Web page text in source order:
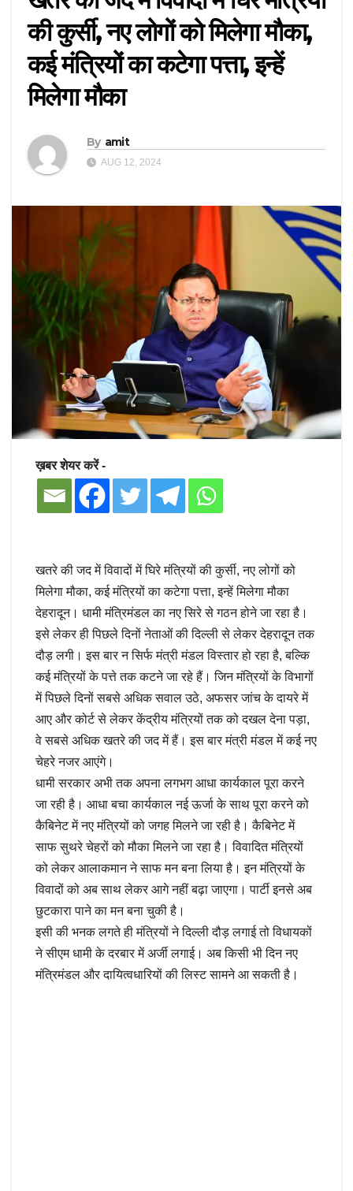
की कुर्सी, नए लोगों को मिलेगा मौका,
कई मंत्रियों का कटेगा पत्ता, इन्हें
मिलेगा मौका
By amit
AUG 12, 2024
ख़बर शेयर करें -
खतरे की जद में विवादों में घिरे मंत्रियों की कुर्सी, नए लोगों को
मिलेगा मौका, कई मंत्रियों का कटेगा पत्ता, इन्हें मिलेगा मौका
देहरादून। धामी मंत्रिमंडल का नए सिरे से गठन होने जा रहा है।
इसे लेकर ही पिछले दिनों नेताओं की दिल्ली से लेकर देहरादून तक
दौड़ लगी। इस बार न सिर्फ मंत्री मंडल विस्तार हो रहा है, बल्कि
कई मंत्रियों के पत्ते तक कटने जा रहे हैं। जिन मंत्रियों के विभागों
में पिछले दिनों सबसे अधिक सवाल उठे, अफसर जांच के दायरे में
आए और कोर्ट से लेकर केंद्रीय मंत्रियों तक को दखल देना पड़ा,
वे सबसे अधिक खतरे की जद में हैं। इस बार मंत्री मंडल में कई नए
चेहरे नजर आएंगे।
धामी सरकार अभी तक अपना लगभग आधा कार्यकाल पूरा करने
जा रही है। आधा बचा कार्यकाल नई ऊर्जा के साथ पूरा करने को
कैबिनेट में नए मंत्रियों को जगह मिलने जा रही है। कैबिनेट में
साफ सुथरे चेहरों को मौका मिलने जा रहा है। विवादित मंत्रियों
को लेकर आलाकमान ने साफ मन बना लिया है। इन मंत्रियों के
विवादों को अब साथ लेकर आगे नहीं बढ़ा जाएगा। पार्टी इनसे अब
छुटकारा पाने का मन बना चुकी है।
इसी की भनक लगते ही मंत्रियों ने दिल्ली दौड़ लगाई तो विधायकों
ने सीएम धामी के दरबार में अर्जी लगाई। अब किसी भी दिन नए
मंत्रिमंडल और दायित्वधारियों की लिस्ट सामने आ सकती है।